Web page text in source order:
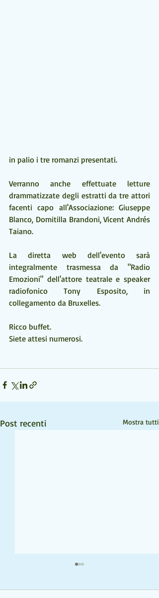
in palio i tre romanzi presentati.
Verranno anche effettuate letture
drammatizzate degli estratti da tre attori
facenti capo all'Associazione: Giuseppe
Blanco, Domitilla Brandoni, Vicent Andrés
Taiano.
La diretta web dell'evento sarà
integralmente trasmessa da "Radio
Emozioni" dell'attore teatrale e speaker
radiofonico Tony Esposito, in
collegamento da Bruxelles.
Ricco buffet.
Siete attesi numerosi.
Post recenti Mostra tutti